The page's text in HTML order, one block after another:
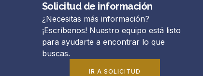
Solicitud de información
¿Necesitas más información?
¡Escríbenos! Nuestro equipo está listo
para ayudarte a encontrar lo que
buscas.
IR A SOLICITUD